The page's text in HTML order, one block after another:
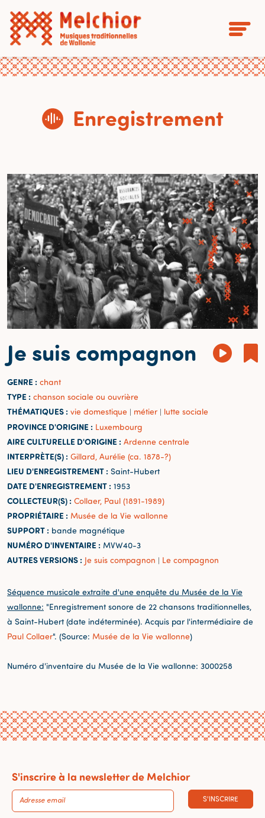
Enregistrement
Je suis compagnon
GENRE : chant
TYPE : chanson sociale ou ouvrière
THÉMATIQUES : vie domestique | métier | lutte sociale
PROVINCE D'ORIGINE : Luxembourg
AIRE CULTURELLE D'ORIGINE : Ardenne centrale
INTERPRÈTE(S) : Gillard, Aurélie (ca. 1878-?)
LIEU D'ENREGISTREMENT : Saint-Hubert
DATE D'ENREGISTREMENT : 1953
COLLECTEUR(S) : Collaer, Paul (1891-1989)
PROPRIÉTAIRE : Musée de la Vie wallonne
SUPPORT : bande magnétique
NUMÉRO D'INVENTAIRE : MVW40-3
AUTRES VERSIONS : Je suis compagnon | Le compagnon
Séquence musicale extraite d'une enquête du Musée de la Vie
wallonne: "Enregistrement sonore de 22 chansons traditionnelles,
à Saint-Hubert (date indéterminée). Acquis par l'intermédiaire de
Paul Collaer". (Source: Musée de la Vie wallonne)
Numéro d'inventaire du Musée de la Vie wallonne: 3000258
S'inscrire à la newsletter de Melchior
S'INSCRIRE